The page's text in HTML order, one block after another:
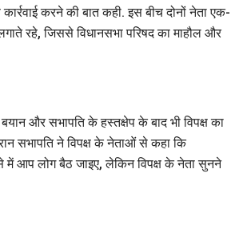
करने की बात कही. इस बीच दोनों नेता एक-
रहे, जिससे विधानसभा परिषद का माहौल और
और सभापति के हस्तक्षेप के बाद भी विपक्ष का
सभापति ने विपक्ष के नेताओं से कहा कि
में आप लोग बैठ जाइए, लेकिन विपक्ष के नेता सुनने